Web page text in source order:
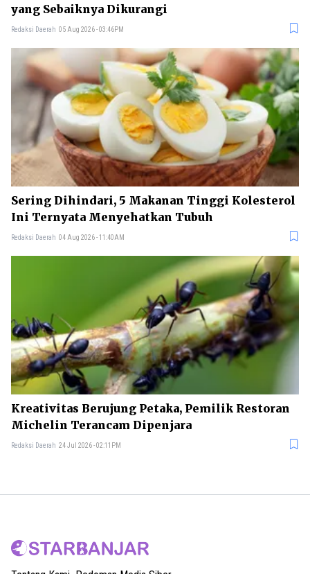
yang Sebaiknya Dikurangi
Redaksi Daerah 05 Aug 2026 - 03:46PM
Sering Dihindari, 5 Makanan Tinggi Kolesterol
Ini Ternyata Menyehatkan Tubuh
Redaksi Daerah 04 Aug 2026 - 11:40AM
Kreativitas Berujung Petaka, Pemilik Restoran
Michelin Terancam Dipenjara
Redaksi Daerah 24 Jul 2026 - 02:11PM